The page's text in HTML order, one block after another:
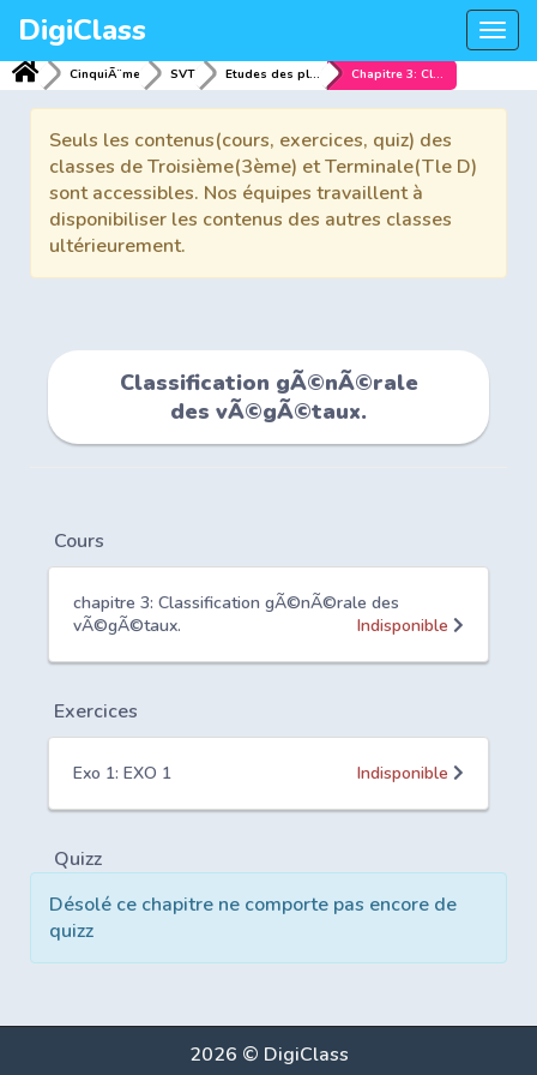
DigiClass
CinquiÃ¨me SVT Etudes des plantes sans fleurs Chapitre 3: Classification gÃ©nÃ©rale des vÃ©gÃ©taux.
Seuls les contenus(cours, exercices, quiz) des
classes de Troisième(3ème) et Terminale(Tle D)
sont accessibles. Nos équipes travaillent à
disponibiliser les contenus des autres classes
ultérieurement.
Classification gÃ©nÃ©rale
des vÃ©gÃ©taux.
Cours
chapitre 3: Classification gÃ©nÃ©rale des
vÃ©gÃ©taux.
Indisponible
Exercices
Exo 1: EXO 1 Indisponible
Quizz
Désolé ce chapitre ne comporte pas encore de
quizz
2026 © DigiClass